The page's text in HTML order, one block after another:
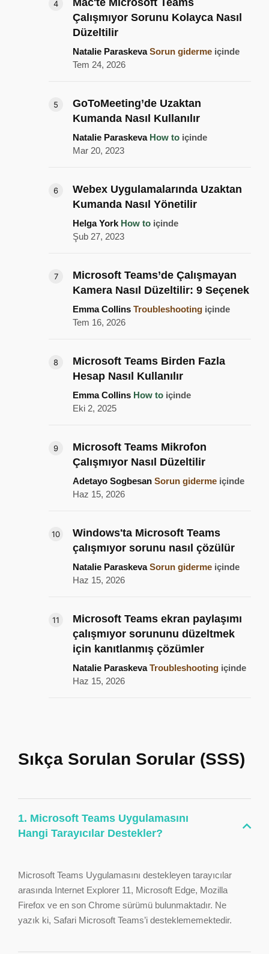
Çalışmıyor Sorunu Kolayca Nasıl
Düzeltilir
Natalie Paraskeva Sorun giderme içinde
Tem 24, 2026
GoToMeeting’de Uzaktan
Kumanda Nasıl Kullanılır
Natalie Paraskeva How to içinde
Mar 20, 2023
Webex Uygulamalarında Uzaktan
Kumanda Nasıl Yönetilir
Helga York How to içinde
Şub 27, 2023
Microsoft Teams’de Çalışmayan
Kamera Nasıl Düzeltilir: 9 Seçenek
Emma Collins Troubleshooting içinde
Tem 16, 2026
Microsoft Teams Birden Fazla
Hesap Nasıl Kullanılır
Emma Collins How to içinde
Eki 2, 2025
Microsoft Teams Mikrofon
Çalışmıyor Nasıl Düzeltilir
Adetayo Sogbesan Sorun giderme içinde
Haz 15, 2026
Windows'ta Microsoft Teams
çalışmıyor sorunu nasıl çözülür
Natalie Paraskeva Sorun giderme içinde
Haz 15, 2026
Microsoft Teams ekran paylaşımı
çalışmıyor sorununu düzeltmek
için kanıtlanmış çözümler
Natalie Paraskeva Troubleshooting içinde
Haz 15, 2026
Sıkça Sorulan Sorular (SSS)
1. Microsoft Teams Uygulamasını
Hangi Tarayıcılar Destekler?
Microsoft Teams Uygulamasını destekleyen tarayıcılar
arasında Internet Explorer 11, Microsoft Edge, Mozilla
Firefox ve en son Chrome sürümü bulunmaktadır. Ne
yazık ki, Safari Microsoft Teams’i desteklememektedir.